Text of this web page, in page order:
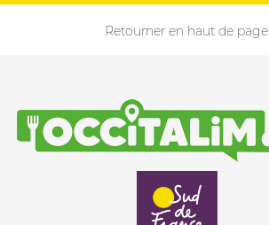
Retourner en haut de page